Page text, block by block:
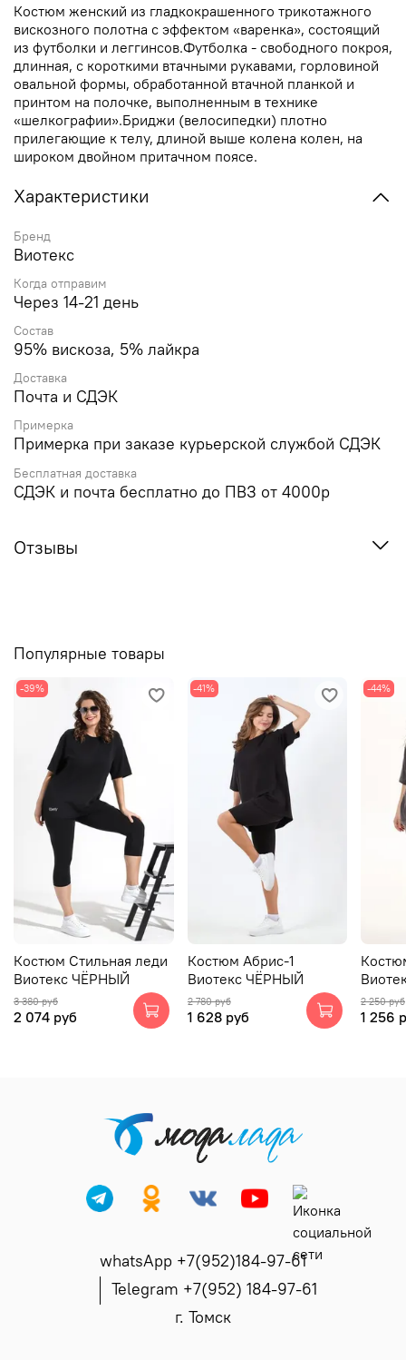
Костюм женский из гладкокрашенного трикотажного
вискозного полотна с эффектом «варенка», состоящий
из футболки и леггинсов.Футболка - свободного покроя,
длинная, с короткими втачными рукавами, горловиной
овальной формы, обработанной втачной планкой и
принтом на полочке, выполненным в технике
«шелкографии».Бриджи (велосипедки) плотно
прилегающие к телу, длиной выше колена колен, на
широком двойном притачном поясе.
Характеристики
Бренд
Виотекс
Когда отправим
Через 14-21 день
Состав
95% вискоза, 5% лайкра
Доставка
Почта и СДЭК
Примерка
Примерка при заказе курьерской службой СДЭК
Бесплатная доставка
СДЭК и почта бесплатно до ПВЗ от 4000р
Отзывы
Популярные товары
-39%
Костюм Стильная леди
Виотекс ЧЁРНЫЙ
3 380 руб
2 074 руб
-41%
Костюм Абрис-1
Виотекс ЧЁРНЫЙ
2 780 руб
1 628 руб
-44%
2 250 руб
1 256
whatsApp +7(952)184-97-61
Telegram +7(952) 184-97-61
г. Томск